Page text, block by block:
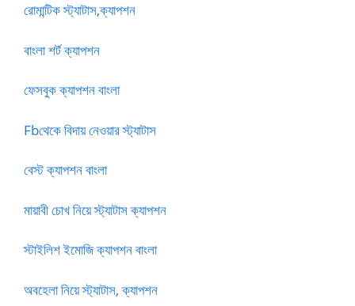
রোমান্টিক স্ট্যাটাস,ক্যাপশন
বাংলা শর্ট ক্যাপশন
ফেসবুক ক্যাপশন বাংলা
Fbথেকে বিদায় নেওয়ার স্ট্যাটাস
বেস্ট ক্যাপশন বাংলা
মায়াবী চোখ নিয়ে স্ট্যাটাস ক্যাপশন
স্টাইলিশ ইমোজি ক্যাপশন বাংলা
অবহেলা নিয়ে স্ট্যাটাস, ক্যাপশন